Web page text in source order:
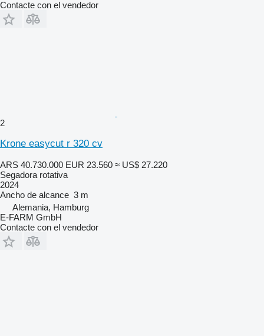
Contacte con el vendedor
2
Krone easycut r 320 cv
ARS 40.730.000 EUR 23.560 ≈ US$ 27.220
Segadora rotativa
2024
Ancho de alcance 3 m
Alemania, Hamburg
E-FARM GmbH
Contacte con el vendedor